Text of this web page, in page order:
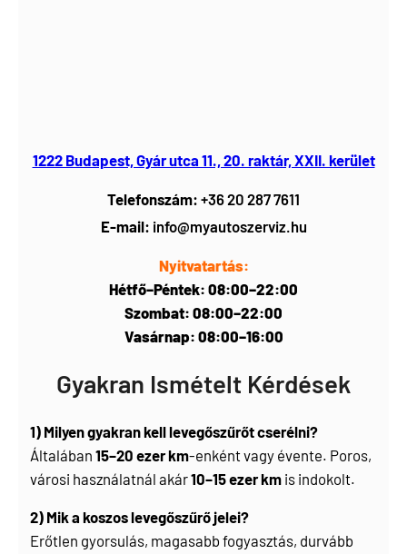
1222 Budapest, Gyár utca 11., 20. raktár, XXII. kerület
Telefonszám: +36 20 287 7611
E-mail: info@myautoszerviz.hu
Nyitvatartás:
Hétfő–Péntek: 08:00–22:00
Szombat: 08:00–22:00
Vasárnap: 08:00–16:00
Gyakran Ismételt Kérdések
1) Milyen gyakran kell levegőszűrőt cserélni?
Általában15–20 ezer km-enként vagy évente. Poros,
városi használatnál akár10–15 ezer km is indokolt.
2) Mik a koszos levegőszűrő jelei?
Erőtlen gyorsulás, magasabb fogyasztás, durvább